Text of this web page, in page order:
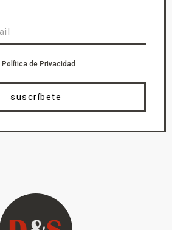
Política de Privacidad
suscríbete